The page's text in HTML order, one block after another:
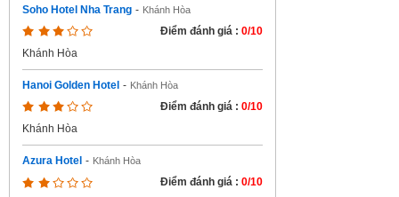
Soho Hotel Nha Trang - Khánh Hòa
Điểm đánh giá : 0/10
Khánh Hòa
Hanoi Golden Hotel - Khánh Hòa
Điểm đánh giá : 0/10
Khánh Hòa
Azura Hotel - Khánh Hòa
Điểm đánh giá : 0/10